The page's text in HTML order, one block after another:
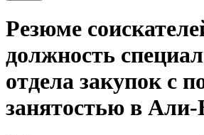
Резюме
должность
отдела закупок с
занятостью в